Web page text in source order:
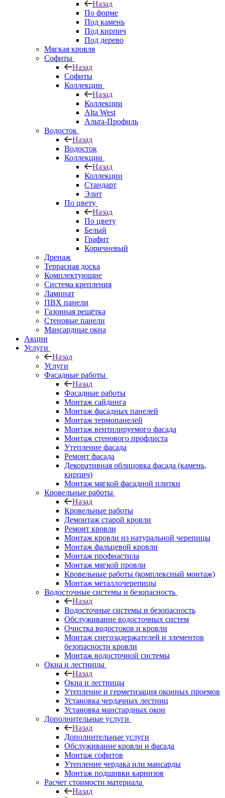
Назад
По форме
Под камень
Под кирпич
Под дерево
Мягкая кровля
Софиты
Назад
Софиты
Коллекции
Назад
Коллекции
Alta West
Альта-Профиль
Водосток
Назад
Водосток
Коллекции
Назад
Коллекции
Стандарт
Элит
По цвету
Назад
По цвету
Белый
Графит
Коричневый
Дренаж
Террасная доска
Комплектующие
Система крепления
Ламинат
ПВХ панели
Газонная решётка
Стеновые панели
Мансардные окна
Акции
Услуги
Назад
Услуги
Фасадные работы
Назад
Фасадные работы
Монтаж сайдинга
Монтаж фасадных панелей
Монтаж термопанелей
Монтаж вентилируемого фасада
Монтаж стенового профлиста
Утепление фасада
Ремонт фасада
Декоративная облицовка фасада (камень,
кирпич)
Монтаж мягкой фасадной плитки
Кровельные работы
Назад
Кровельные работы
Демонтаж старой кровли
Ремонт кровли
Монтаж кровли из натуральной черепицы
Монтаж фальцевой кровли
Монтаж профнастила
Монтаж мягкой провли
Кровельные работы (комплексный монтаж)
Монтаж металлочерепицы
Водосточные системы и безопасность
Назад
Водосточные системы и безопасность
Обслуживание водосточных систем
Очистка водостоков и кровли
Монтаж снегозадержателей и элементов
безопасности кровли
Монтаж водосточной системы
Окна и лестницы
Назад
Окна и лестницы
Утепление и герметизация оконных проемов
Установка чердачных лестниц
Установка манстардных окон
Дополнительные услуги
Назад
Дополнительные услуги
Обслуживание кровли и фасада
Монтаж софитов
Утепление чердака или мансарды
Монтаж подшивки карнизов
Расчет стоимости материала
Назад